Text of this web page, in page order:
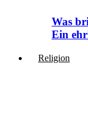
Was
Ein
Religion